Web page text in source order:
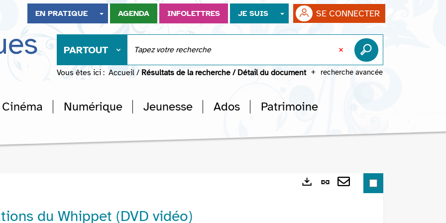
EN PRATIQUE AGENDA INFOLETTRES JE SUIS SE CONNECTER
PARTOUT
recherche avancée
Vous êtes ici : Accueil / Résultats de la recherche / Détail du document
Cinéma Numérique Jeunesse Ados Patrimoine
du Whippet (DVD vidéo)
Lien